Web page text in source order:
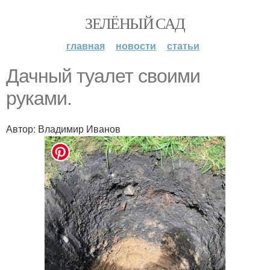
ЗЕЛЁНЫЙ САД
главная новости статьи
Дачный туалет своими
руками.
Автор: Владимир Иванов